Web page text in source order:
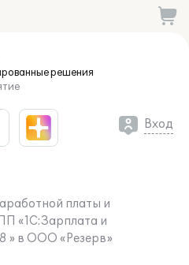
решения
Вход
платы и
«1С:Зарплата и
» в ООО «Резерв»